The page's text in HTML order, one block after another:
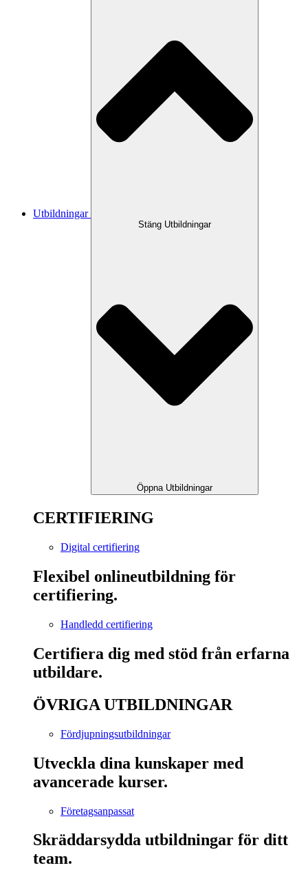
Utbildningar
Stäng Utbildningar
Öppna Utbildningar
CERTIFIERING
Digital certifiering
Flexibel onlineutbildning för
certifiering.
Handledd certifiering
Certifiera dig med stöd från erfarna
utbildare.
ÖVRIGA UTBILDNINGAR
Fördjupningsutbildningar
Utveckla dina kunskaper med
avancerade kurser.
Företagsanpassat
Skräddarsydda utbildningar för ditt
team.